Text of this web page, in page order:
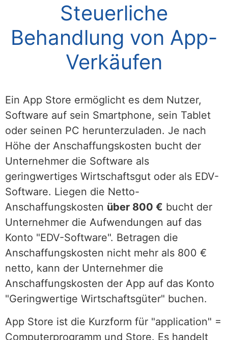
Steuerliche
Behandlung von App-
Verkäufen
Ein App Store ermöglicht es dem Nutzer,
Software auf sein Smartphone, sein Tablet
oder seinen PC herunterzuladen. Je nach
Höhe der Anschaffungskosten bucht der
Unternehmer die Software als
geringwertiges Wirtschaftsgut oder als EDV-
Software. Liegen die Netto-
Anschaffungskosten über 800 € bucht der
Unternehmer die Aufwendungen auf das
Konto "EDV-Software". Betragen die
Anschaffungskosten nicht mehr als 800 €
netto, kann der Unternehmer die
Anschaffungskosten der App auf das Konto
"Geringwertige Wirtschaftsgüter" buchen.
App Store ist die Kurzform für "application" =
Computerprogramm und Store. Es handelt